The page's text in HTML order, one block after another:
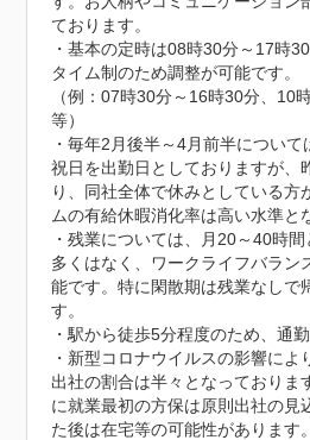
ております。
・基本の定時は08時30分～17時
タイム制のため調整が可能です。
（例：07時30分～16時30分、
等）
・毎年2月後半～4月前半について
祝日を出勤日としておりますが、
り、同社全体で休みとしている方
ムの有給休暇消化率は高い水準と
・残業については、月20～40時
多くはなく、ワークライフバラン
能です。特に閑散期は残業なしで
す。
・駅から徒歩5分程度のため、通
・新型コロナウイルスの影響によ
出社の割合は半々となっておりま
に就業最初の方保は原則出社の見
た後は在宅等の可能性があります